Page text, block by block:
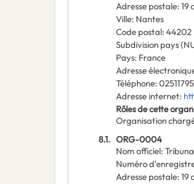
Adresse postale: 19
Ville: Nantes
Code postal: 44202
Subdivision pays
Pays: France
Adresse
Téléphone:
Adresse internet:
Rôles de cette
Organisation
8.1. ORG-0004
Nom officiel:
Numéro
Adresse postale: 19